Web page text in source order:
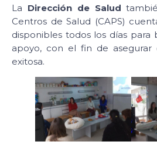
La Dirección de Salud
Centros de Salud (CAPS)
disponibles todos los días para
apoyo, con el fin de asegurar
exitosa.